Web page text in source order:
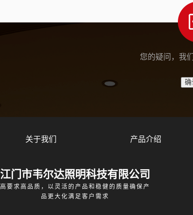
您的疑问，我
关于我们 产品介绍
江门市韦尔达照明科技有限公司
高要求高品质，以灵活的产品和稳健的质量确保产
品更大化满足客户需求